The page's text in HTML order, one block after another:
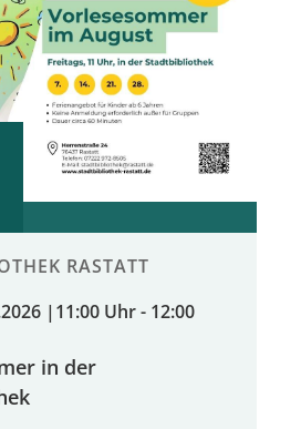
RASTATT
| 11:00 Uhr - 12:00
in der